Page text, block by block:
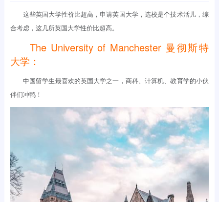
这些英国大学性价比超高，申请英国大学，选校是个技术活儿，综
合考虑，这几所英国大学性价比超高。
The University of Manchester 曼彻斯特
大学：
中国留学生最喜欢的英国大学之一，商科、计算机、教育学的小伙
伴们冲鸭！